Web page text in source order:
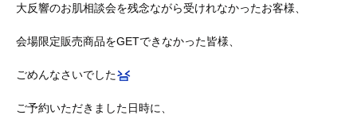
大反響のお肌相談会を残念ながら受けれなかったお客様、
会場限定販売商品をGETできなかった皆様、
ごめんなさいでした
ご予約いただきました日時に、